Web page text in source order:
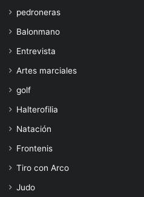
pedroneras
Balonmano
Entrevista
Artes marciales
golf
Halterofilia
Natación
Frontenis
Tiro con Arco
Judo